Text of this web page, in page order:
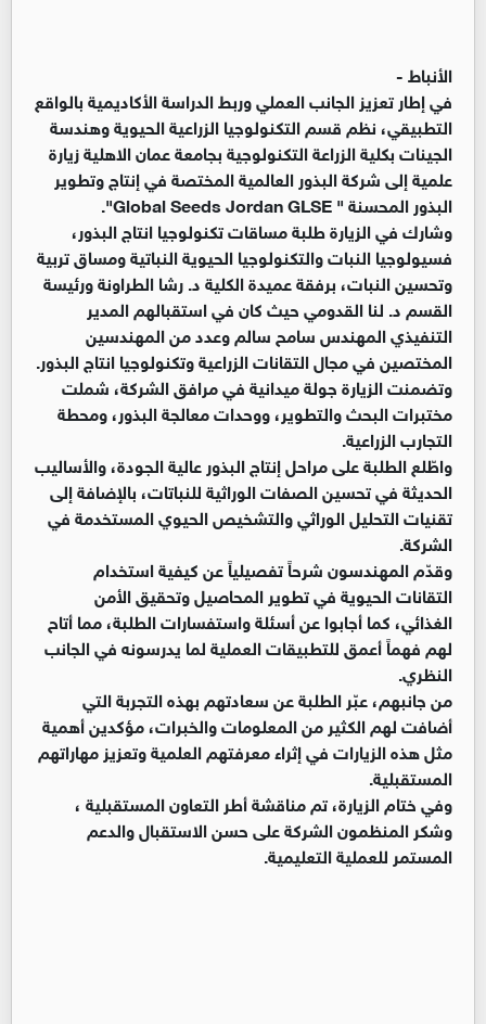
الأنباط -
في إطار تعزيز الجانب العملي وربط الدراسة الأكاديمية بالواقع
التطبيقي، نظم قسم التكنولوجيا الزراعية الحيوية وهندسة
الجينات بكلية الزراعة التكنولوجية بجامعة عمان الاهلية زيارة
علمية إلى شركة البذور العالمية المختصة في إنتاج وتطوير
البذور المحسنة " Global Seeds Jordan GLSE".
وشارك في الزيارة طلبة مساقات تكنولوجيا انتاج البذور،
فسيولوجيا النبات والتكنولوجيا الحيوية النباتية ومساق تربية
وتحسين النبات، برفقة عميدة الكلية د. رشا الطراونة ورئيسة
القسم د. لنا القدومي حيث كان في استقبالهم المدير
التنفيذي المهندس سامح سالم وعدد من المهندسين
المختصين في مجال التقانات الزراعية وتكنولوجيا انتاج البذور.
وتضمنت الزيارة جولة ميدانية في مرافق الشركة، شملت
مختبرات البحث والتطوير، ووحدات معالجة البذور، ومحطة
التجارب الزراعية.
واطّلع الطلبة على مراحل إنتاج البذور عالية الجودة، والأساليب
الحديثة في تحسين الصفات الوراثية للنباتات، بالإضافة إلى
تقنيات التحليل الوراثي والتشخيص الحيوي المستخدمة في
الشركة.
وقدّم المهندسون شرحاً تفصيلياً عن كيفية استخدام
التقانات الحيوية في تطوير المحاصيل وتحقيق الأمن
الغذائي، كما أجابوا عن أسئلة واستفسارات الطلبة، مما أتاح
لهم فهماً أعمق للتطبيقات العملية لما يدرسونه في الجانب
النظري.
من جانبهم، عبّر الطلبة عن سعادتهم بهذه التجربة التي
أضافت لهم الكثير من المعلومات والخبرات، مؤكدين أهمية
مثل هذه الزيارات في إثراء معرفتهم العلمية وتعزيز مهاراتهم
المستقبلية.
وفي ختام الزيارة، تم مناقشة أطر التعاون المستقبلية ،
وشكر المنظمون الشركة على حسن الاستقبال والدعم
المستمر للعملية التعليمية.